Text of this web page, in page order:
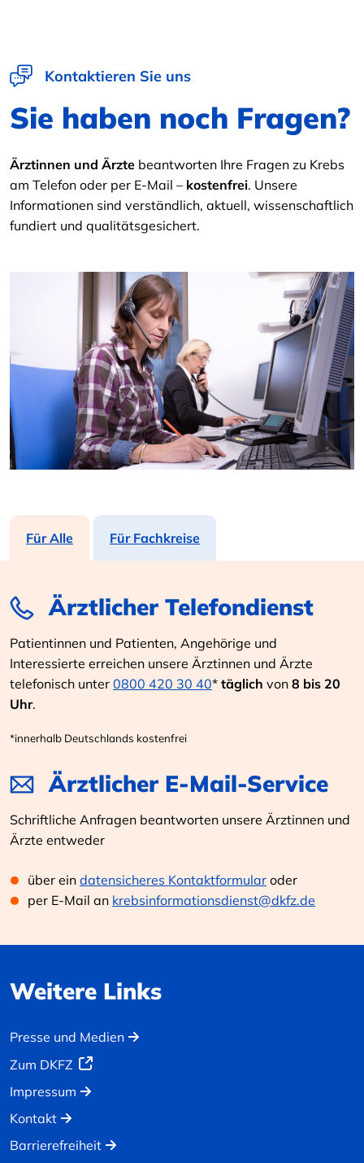
Kontaktieren Sie uns
Sie haben noch Fragen?
Ärztinnen und Ärzte beantworten Ihre Fragen zu Krebs
am Telefon oder per E-Mail – kostenfrei. Unsere
Informationen sind verständlich, aktuell, wissenschaftlich
fundiert und qualitätsgesichert.
Für Alle Für Fachkreise
Ärztlicher Telefondienst
Patientinnen und Patienten, Angehörige und
Interessierte erreichen unsere Ärztinnen und Ärzte
telefonisch unter 0800 420 30 40* täglich von 8 bis 20
Uhr.
*innerhalb Deutschlands kostenfrei
Ärztlicher E-Mail-Service
Schriftliche Anfragen beantworten unsere Ärztinnen und
Ärzte entweder
über ein datensicheres Kontaktformular oder
per E-Mail an krebsinformationsdienst@dkfz.de
Weitere Links
Presse und Medien
Zum DKFZ
Impressum
Kontakt
Barrierefreiheit